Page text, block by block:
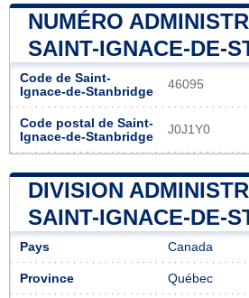
NUMÉRO
SAINT-IGNACE-DE-
Code de Saint-
Ignace-de-Stanbridge
46095
Code postal de Saint-
Ignace-de-Stanbridge
J0J1Y0
DIVISION
SAINT-IGNACE-DE-
Pays Canada
Province Québec